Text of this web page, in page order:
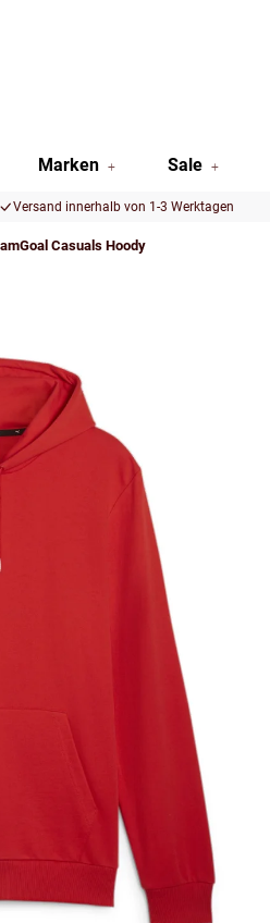
Marken Sale
Versand innerhalb von 1-3 Werktagen
Casuals Hoody